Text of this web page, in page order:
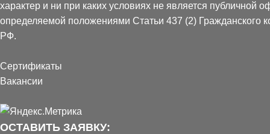
с полимерным
назначения
характер и ни при каких условиях не является публичной
определяемой положениями Статьи 437 (2) Гражданского
РФ.
Сертификаты
Вакансии
ОСТАВИТЬ ЗАЯВКУ: